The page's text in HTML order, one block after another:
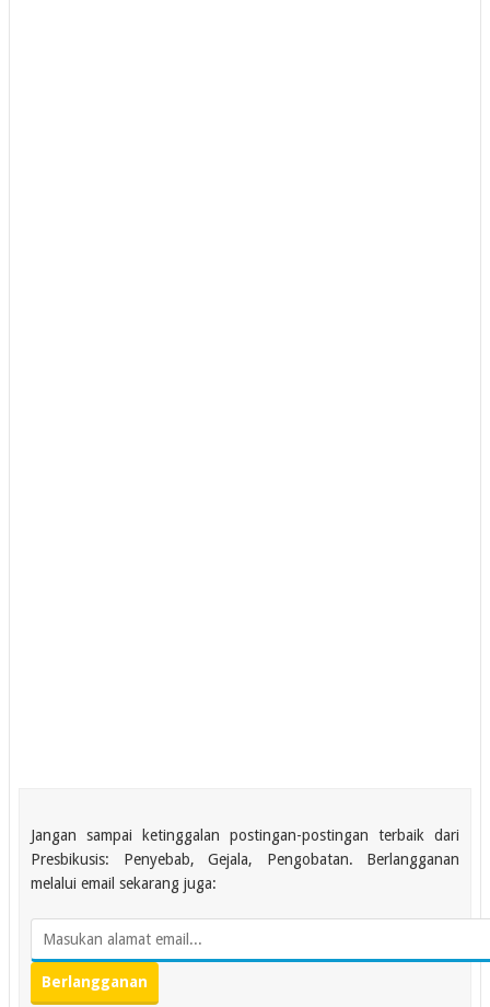
Jangan sampai ketinggalan postingan-postingan terbaik dari
Presbikusis: Penyebab, Gejala, Pengobatan. Berlangganan
melalui email sekarang juga: